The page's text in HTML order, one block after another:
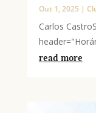
Out 1, 2025 |
Carlos
read more